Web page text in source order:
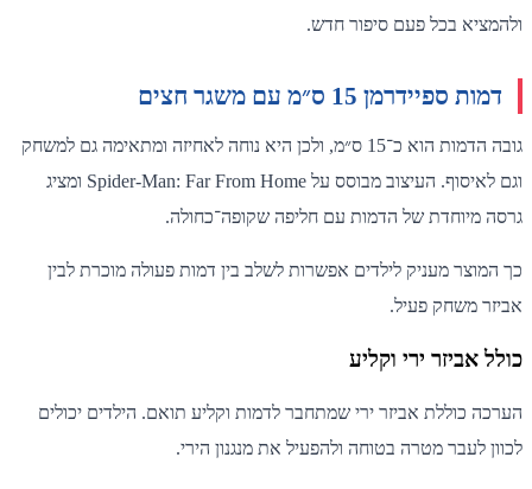
ולהמציא בכל פעם סיפור חדש.
דמות ספיידרמן 15 ס״מ עם משגר חצים
גובה הדמות הוא כ־15 ס״מ, ולכן היא נוחה לאחיזה ומתאימה גם למשחק
וגם לאיסוף. העיצוב מבוסס על Spider-Man: Far From Home ומציג
גרסה מיוחדת של הדמות עם חליפה שקופה־כחולה.
כך המוצר מעניק לילדים אפשרות לשלב בין דמות פעולה מוכרת לבין
אביזר משחק פעיל.
כולל אביזר ירי וקליע
הערכה כוללת אביזר ירי שמתחבר לדמות וקליע תואם. הילדים יכולים
לכוון לעבר מטרה בטוחה ולהפעיל את מנגנון הירי.